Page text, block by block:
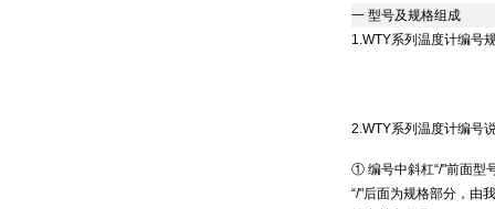
一 型号及规格组成
1.WTY系列温度计编号
2.WTY系列温度计编号
① 编号中斜杠“/"前面型
“/"后面为规格部分，由